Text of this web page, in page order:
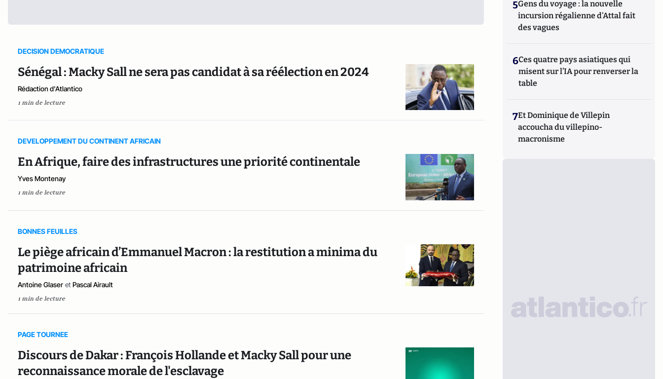
DECISION DEMOCRATIQUE
Sénégal : Macky Sall ne sera pas candidat à sa réélection en 2024
Rédaction d'Atlantico
1 min de lecture
DEVELOPPEMENT DU CONTINENT AFRICAIN
En Afrique, faire des infrastructures une priorité continentale
Yves Montenay
1 min de lecture
BONNES FEUILLES
Le piège africain d’Emmanuel Macron : la restitution a minima du
patrimoine africain
Antoine Glaser et Pascal Airault
1 min de lecture
PAGE TOURNEE
Discours de Dakar : François Hollande et Macky Sall pour une
reconnaissance morale de l'esclavage
5Gens du voyage : la nouvelle
incursion régalienne d'Attal fait
des vagues
6Ces quatre pays asiatiques qui
misent sur l’IA pour renverser la
table
7Et Dominique de Villepin
accoucha du villepino-
macronisme